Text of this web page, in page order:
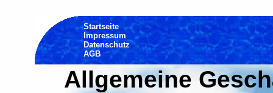
Startseite
Impressum
Datenschutz
AGB
Allgemeine